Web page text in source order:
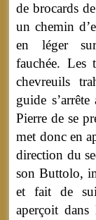
de brocards
un chemin
en léger
fauchée. Les
chevreuils
guide
Pierre de se
met donc en
direction du
son Buttolo,
et fait de
aperçoit